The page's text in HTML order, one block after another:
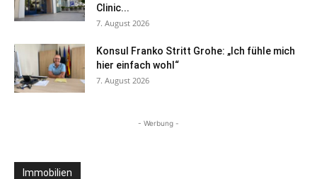
Clinic...
7. August 2026
Konsul Franko Stritt Grohe: „Ich fühle mich
hier einfach wohl“
7. August 2026
- Werbung -
Immobilien